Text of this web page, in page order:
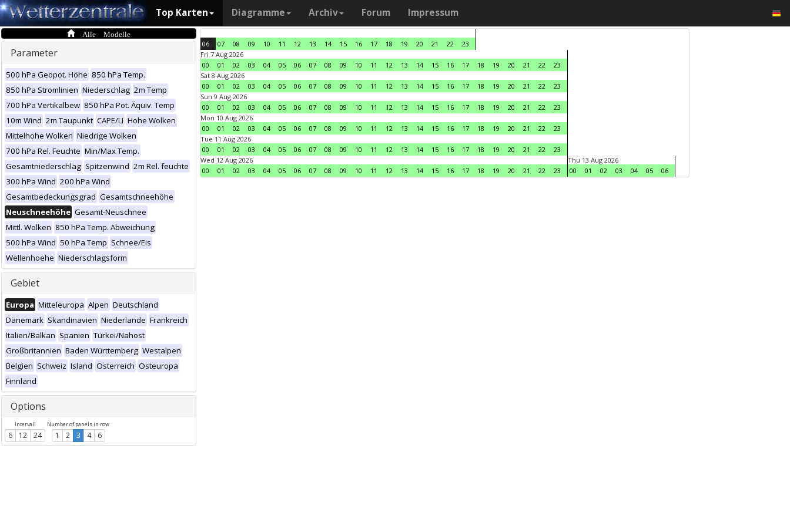
Top Karten Diagramme Archiv Forum Impressum
Alle Modelle
Parameter
500 hPa Geopot. Höhe 850 hPa Temp.
850 hPa Stromlinien Niederschlag 2m Temp
700 hPa Vertikalbew 850 hPa Pot. Äquiv. Temp
10m Wind 2m Taupunkt CAPE/LI Hohe Wolken
Mittelhohe Wolken Niedrige Wolken
700 hPa Rel. Feuchte Min/Max Temp.
Gesamtniederschlag Spitzenwind 2m Rel. feuchte
300 hPa Wind 200 hPa Wind
Gesamtbedeckungsgrad Gesamtschneehöhe
Neuschneehöhe Gesamt-Neuschnee
Mittl. Wolken 850 hPa Temp. Abweichung
500 hPa Wind 50 hPa Temp Schnee/Eis
Wellenhoehe Niederschlagsform
Gebiet
Europa Mitteleuropa Alpen Deutschland
Dänemark Skandinavien Niederlande Frankreich
Italien/Balkan Spanien Türkei/Nahost
Großbritannien Baden Württemberg Westalpen
Belgien Schweiz Island Österreich Osteuropa
Finnland
Options
Intervall
6 12 24
Number of panels in row
1 2 3 4 6
06 07 08 09 10 11 12 13 14 15 16 17 18 19 20 21 22
23
Fri 7 Aug 2026
00
01 02 03 04 05 06 07 08 09 10 11 12 13 14 15 16 17 18 19 20 21 22
23
Sat 8 Aug 2026
00
01 02 03 04 05 06 07 08 09 10 11 12 13 14 15 16 17 18 19 20 21 22
23
Sun 9 Aug 2026
00
01 02 03 04 05 06 07 08 09 10 11 12 13 14 15 16 17 18 19 20 21 22
23
Mon 10 Aug 2026
00
01 02 03 04 05 06 07 08 09 10 11 12 13 14 15 16 17 18 19 20 21 22
23
Tue 11 Aug 2026
00
01 02 03 04 05 06 07 08 09 10 11 12 13 14 15 16 17 18 19 20 21 22
23
Wed 12 Aug 2026
00
01 02 03 04 05 06 07 08 09 10 11 12 13 14 15 16 17 18 19 20 21 22 23
Thu 13 Aug 2026
00
01 02 03 04 05 06